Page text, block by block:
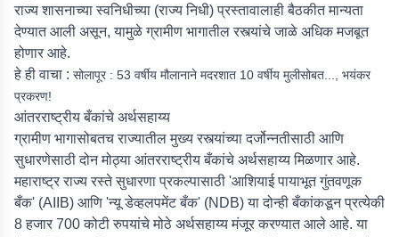
राज्य शासनाच्या स्वनिधीच्या (राज्य निधी) प्रस्तावालाही बैठकीत मान्यता
देण्यात आली असून, यामुळे ग्रामीण भागातील रस्त्यांचे जाळे अधिक मजबूत
होणार आहे.
हे ही वाचा : सोलापूर : 53 वर्षीय मौलानाने मदरशात 10 वर्षीय मुलीसोबत..., भयंकर
प्रकरण!
आंतरराष्ट्रीय बँकांचे अर्थसहाय्य
ग्रामीण भागासोबतच राज्यातील मुख्य रस्त्यांच्या दर्जोन्नतीसाठी आणि
सुधारणेसाठी दोन मोठ्या आंतरराष्ट्रीय बँकांचे अर्थसहाय्य मिळणार आहे.
महाराष्ट्र राज्य रस्ते सुधारणा प्रकल्पासाठी 'आशियाई पायाभूत गुंतवणूक
बँक' (AIIB) आणि 'न्यू डेव्हलपमेंट बँक' (NDB) या दोन्ही बँकांकडून प्रत्येकी
8 हजार 700 कोटी रुपयांचे मोठे अर्थसहाय्य मंजूर करण्यात आले आहे. या